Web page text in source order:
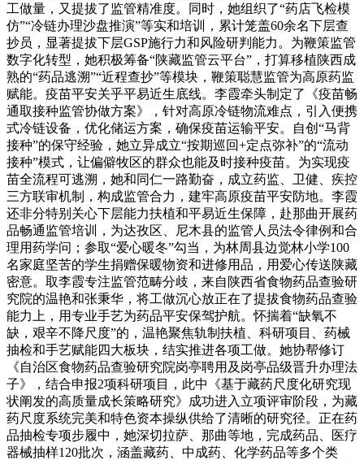
工做量，又提拔了监管精准度。同时，她组织了“药店飞检模
仿”“冷链办理沙盘推演”等实和培训，累计笼盖60余名下层查
抄员，显著提拔下层GSP施行力和风险研判能力。为鞭策监管
数字化转型，她积极筹备“陕藏监管云平台”，打算移植陕西成
熟的“药品逃溯”“近程查抄”等模块，鞭策聪慧监管为高原药监
赋能。疫苗平安关乎平易近生底线。李霞牵头制定了《疫苗畅
通取接种监管协做方案》，针对高原冷链物流难点，引入便携
式冷链设备，优化储运方案，确保疫苗运输平安。自创“马背
接种”的保守经验，她立异成立“按期巡回+定点弥补”的“流动
接种”模式，让偏僻牧区的群众也能及时接种疫苗。为实现疫
苗全流程可逃溯，她和同仁一路勤奋，成立药监、卫健、疾控
三方联审机制，构成监管合力，建牢高原疫苗平安防地。李霞
还非分特别关心下层能力扶植和平易近生保障，赴那曲开展药
品畅通监管培训，为达孜区、尼木县的监管人员法令律例和合
理用药学问；参取“爱心暖冬”勾当，为林周县边觉林小学100
名家庭坚苦的学生捐赠保暖物资和进修用品，用爱心传送陕藏
密意。取李霞专注监管范畴分歧，来自陕西省食物药品查验研
究院的温艳和张秉华，将工做沉心放正在了提拔食物药品查验
能力上，用专业手艺为药品平安保驾护航。怀揣着“缺氧不
缺，艰辛不降尺度”的，温艳聚焦轨制扶植、科研项目、药械
抽检和手艺赋能四大板块，结实推进各项工做。她协帮修订
《自治区食物药品查验研究院岗亭聘用及岗亭品级晋升办理法
子》，结合申报2项科研项目，此中《基于藏药尺度化研究现
状阐发的高质量成长策略研究》成功进入立项评审阶段，为藏
药尺度系统完美和特色资本操纵供给了清晰的研究径。正在药
品抽检专项步履中，她深切拉萨、那曲等地，完成药品、医疗
器械抽样120批次，涵盖藏药、中成药、化学药品等多个类